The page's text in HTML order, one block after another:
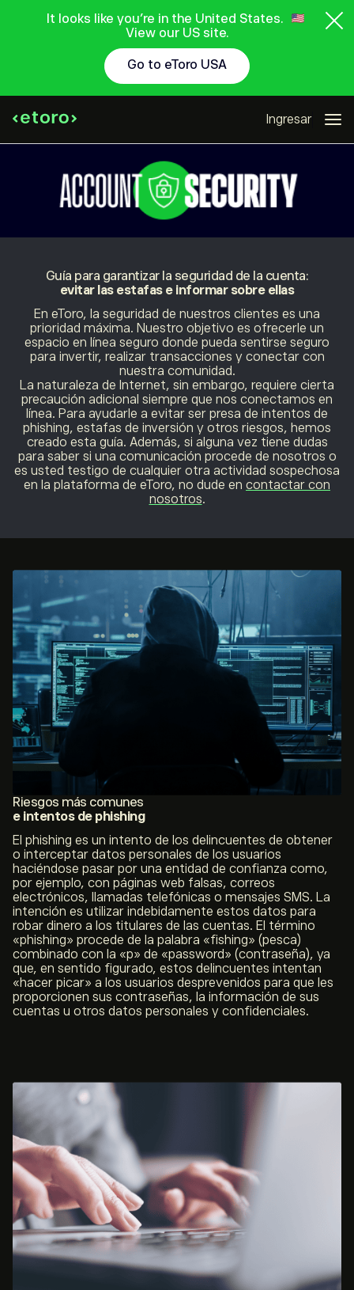
It looks like you're in the United States.
View our US site.
Go to eToro USA
Ingresar
Guía para garantizar la seguridad de la cuenta:
evitar las estafas e informar sobre ellas
En eToro, la seguridad de nuestros clientes es una
prioridad máxima. Nuestro objetivo es ofrecerle un
espacio en línea seguro donde pueda sentirse seguro
para invertir, realizar transacciones y conectar con
nuestra comunidad.
La naturaleza de Internet, sin embargo, requiere cierta
precaución adicional siempre que nos conectamos en
línea. Para ayudarle a evitar ser presa de intentos de
phishing, estafas de inversión y otros riesgos, hemos
creado esta guía. Además, si alguna vez tiene dudas
para saber si una comunicación procede de nosotros o
es usted testigo de cualquier otra actividad sospechosa
en la plataforma de eToro, no dude en contactar con
nosotros.
Riesgos más comunes
e intentos de phishing
El phishing es un intento de los delincuentes de obtener
o interceptar datos personales de los usuarios
haciéndose pasar por una entidad de confianza como,
por ejemplo, con páginas web falsas, correos
electrónicos, llamadas telefónicas o mensajes SMS. La
intención es utilizar indebidamente estos datos para
robar dinero a los titulares de las cuentas. El término
«phishing» procede de la palabra «fishing» (pesca)
combinado con la «p» de «password» (contraseña), ya
que, en sentido figurado, estos delincuentes intentan
«hacer picar» a los usuarios desprevenidos para que les
proporcionen sus contraseñas, la información de sus
cuentas u otros datos personales y confidenciales.